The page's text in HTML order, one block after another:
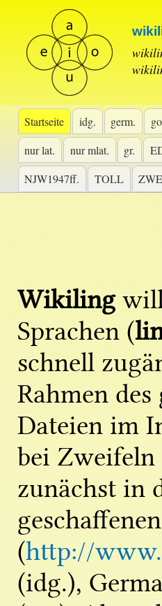
Startseite idg. germ.
nur lat.
nur mlat. gr.
NJW1947ff.
TOLL
Wikiling
Sprachen (
schnell
Rahmen
Dateien im
bei Zweifeln
zunächst in
(http://
(idg.),